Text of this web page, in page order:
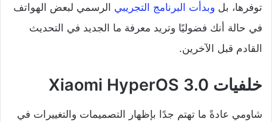
توفرها، بل وبدأت البرنامج التجريبي الرسمي لبعض الهواتف
في حالة أنك فضوليًا وتريد معرفة ما الجديد في التحديث
القادم قبل الآخرين.
خلفيات Xiaomi HyperOS 3.0
شاومي عادةً ما تهتم جدًا بإظهار التصميمات والتغييرات في